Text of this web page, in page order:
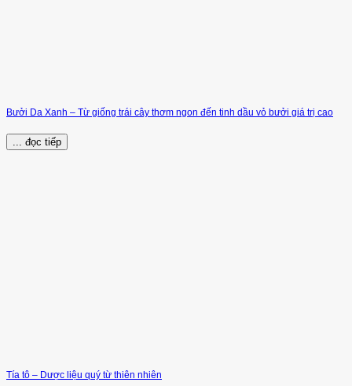
Bưởi Da Xanh – Từ giống trái cây thơm ngon đến tinh dầu vỏ bưởi giá trị cao
... đọc tiếp
Tía tô – Dược liệu quý từ thiên nhiên